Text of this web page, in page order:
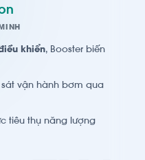
khiển, Booster biến
sát vận hành bơm qua
tiêu thụ năng lượng